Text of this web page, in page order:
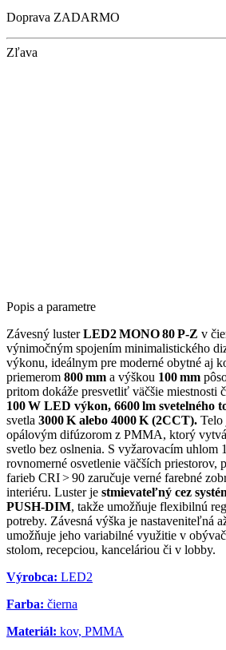
Doprava ZADARMO
Zľava
Popis a parametre
Závesný lusterLED2 MONO 80 P‑Z v
výnimočným spojením minimalistického
výkonu, ideálnym pre moderné obytné aj
priemerom 800 mm a výškou 100 mm
pritom dokáže presvetliť väčšie miestnosti
100 W LED výkon, 6600 lm svetelného
svetla 3000 K alebo 4000 K (2CCT). Telo
opálovým difúzorom z PMMA, ktorý
svetlo bez oslnenia. S vyžarovacím uhlom
rovnomerné osvetlenie väčších priestorov,
farieb CRI > 90 zaručuje verné farebné
interiéru. Luster je stmievateľný cez
PUSH‑DIM, takže umožňuje flexibilnú
potreby. Závesná výška je nastaveniteľná
umožňuje jeho variabilné využitie v
stolom, recepciou, kanceláriou či v lobby.
Výrobca: LED2
Farba: čierna
Materiál: kov, PMMA